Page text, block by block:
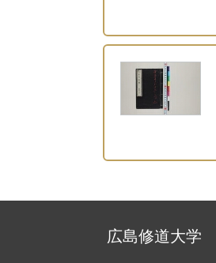
広島修道大学